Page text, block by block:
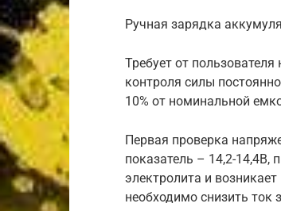
Ручная зарядка
Требует от
контроля силы
10% от номинальной
Первая проверка
показатель – 14,2-14,4В,
электролита и
необходимо снизить ток